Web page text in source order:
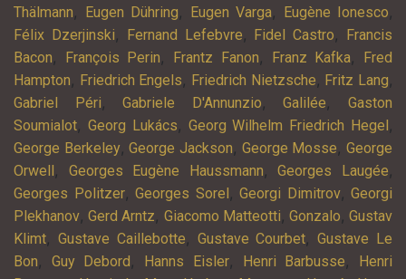
Thälmann, Eugen Dühring, Eugen Varga, Eugène Ionesco,
Félix Dzerjinski, Fernand Lefebvre, Fidel Castro,
Francis
Bacon, François Perin, Frantz Fanon, Franz Kafka,
Fred
Hampton, Friedrich Engels, Friedrich Nietzsche, Fritz Lang,
Gabriel Péri,Gabriele D'Annunzio,Galilée,Gaston
Soumialot, Georg Lukács, Georg Wilhelm Friedrich Hegel ,
George Berkeley,George Jackson, George Mosse,George
Orwell , Georges Eugène Haussmann,Georges Laugée,
Georges Politzer, Georges Sorel , Georgi Dimitrov, Georgi
Plekhanov,Gerd Arntz, Giacomo Matteotti, Gonzalo,Gustav
Klimt, Gustave Caillebotte, Gustave Courbet,Gustave Le
Bon, Guy Debord , Hanns Eisler, Henri Barbusse,
Henri